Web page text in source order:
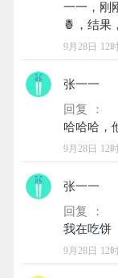
一一，刚
9月28日 12
张一一
回复 ：
9月28日 12
张一一
回复 ：
9月28日 12